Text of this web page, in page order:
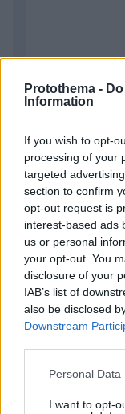
Protothema -
Information
If you wish to opt-
processing of your
targeted
section to confirm
opt-out request is
interest-based ads
us or personal
your opt-out. You
disclosure of your
IAB’s list of
also be disclosed
Downstream
Please note that
not limited to your
Personal
I want to opt-
* Υποχρεωτικά πεδία
ΡΟΗ
Ειδήσεις
πριν 5 λεπτά